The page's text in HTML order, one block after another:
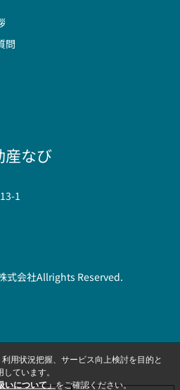
問
産なび
1
式会社Allrights Reserved.
用状況把握、サービス向上検討を目的と
ています。
いについて」をご確認ください。